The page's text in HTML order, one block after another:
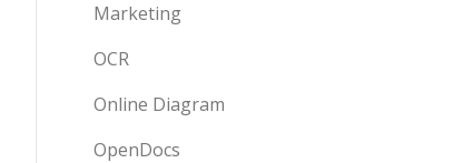
Marketing
OCR
Online Diagram
OpenDocs